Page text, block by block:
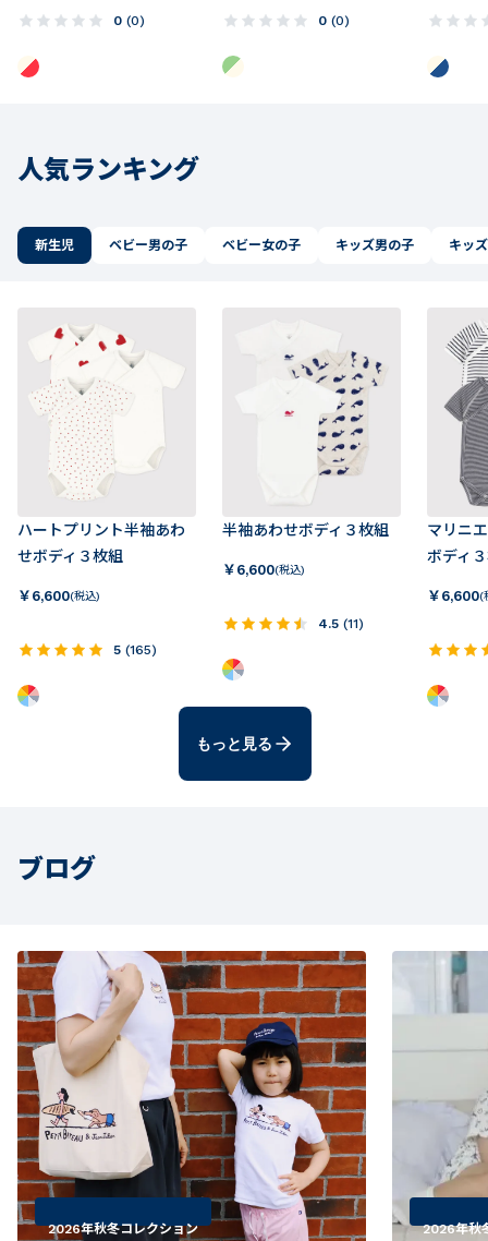
0 (0) 0 (0)
人気ランキング
新生児 ベビー男の子 ベビー女の子 キッズ男の子 キッ
ハートプリント半袖あわ
せボディ３枚組
￥ 6,600(税込)
5 (165)
半袖あわせボディ３枚組
￥ 6,600(税込)
4.5 (11)
マリニ
ボディ
￥ 6,600(
もっと見る
ブログ
2026年秋冬コレクション 2026年秋